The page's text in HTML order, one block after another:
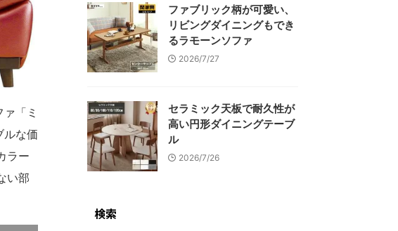
「ミ
ルな価
ラー
い部
ファブリック柄が可愛い、
リビングダイニングもでき
るラモーンソファ
2026/7/27
セラミック天板で耐久性が
高い円形ダイニングテーブ
ル
2026/7/26
検索